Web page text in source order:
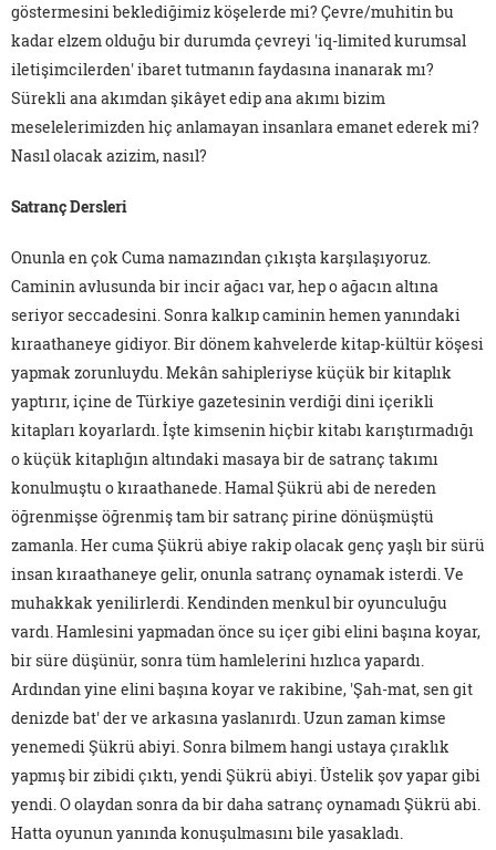
göstermesini beklediğimiz köşelerde mi? Çevre/muhitin bu
kadar elzem olduğu bir durumda çevreyi 'iq-limited kurumsal
iletişimcilerden' ibaret tutmanın faydasına inanarak mı?
Sürekli ana akımdan şikâyet edip ana akımı bizim
meselelerimizden hiç anlamayan insanlara emanet ederek mi?
Nasıl olacak azizim, nasıl?
Satranç Dersleri
Onunla en çok Cuma namazından çıkışta karşılaşıyoruz.
Caminin avlusunda bir incir ağacı var, hep o ağacın altına
seriyor seccadesini. Sonra kalkıp caminin hemen yanındaki
kıraathaneye gidiyor. Bir dönem kahvelerde kitap-kültür köşesi
yapmak zorunluydu. Mekân sahipleriyse küçük bir kitaplık
yaptırır, içine de Türkiye gazetesinin verdiği dini içerikli
kitapları koyarlardı. İşte kimsenin hiçbir kitabı karıştırmadığı
o küçük kitaplığın altındaki masaya bir de satranç takımı
konulmuştu o kıraathanede. Hamal Şükrü abi de nereden
öğrenmişse öğrenmiş tam bir satranç pirine dönüşmüştü
zamanla. Her cuma Şükrü abiye rakip olacak genç yaşlı bir sürü
insan kıraathaneye gelir, onunla satranç oynamak isterdi. Ve
muhakkak yenilirlerdi. Kendinden menkul bir oyunculuğu
vardı. Hamlesini yapmadan önce su içer gibi elini başına koyar,
bir süre düşünür, sonra tüm hamlelerini hızlıca yapardı.
Ardından yine elini başına koyar ve rakibine, 'Şah-mat, sen git
denizde bat' der ve arkasına yaslanırdı. Uzun zaman kimse
yenemedi Şükrü abiyi. Sonra bilmem hangi ustaya çıraklık
yapmış bir zibidi çıktı, yendi Şükrü abiyi. Üstelik şov yapar gibi
yendi. O olaydan sonra da bir daha satranç oynamadı Şükrü abi.
Hatta oyunun yanında konuşulmasını bile yasakladı.